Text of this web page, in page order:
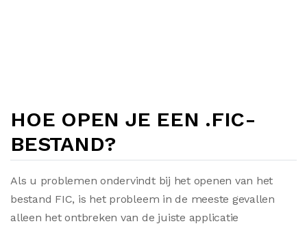
HOE OPEN JE EEN .FIC-
BESTAND?
Als u problemen ondervindt bij het openen van het
bestand FIC, is het probleem in de meeste gevallen
alleen het ontbreken van de juiste applicatie